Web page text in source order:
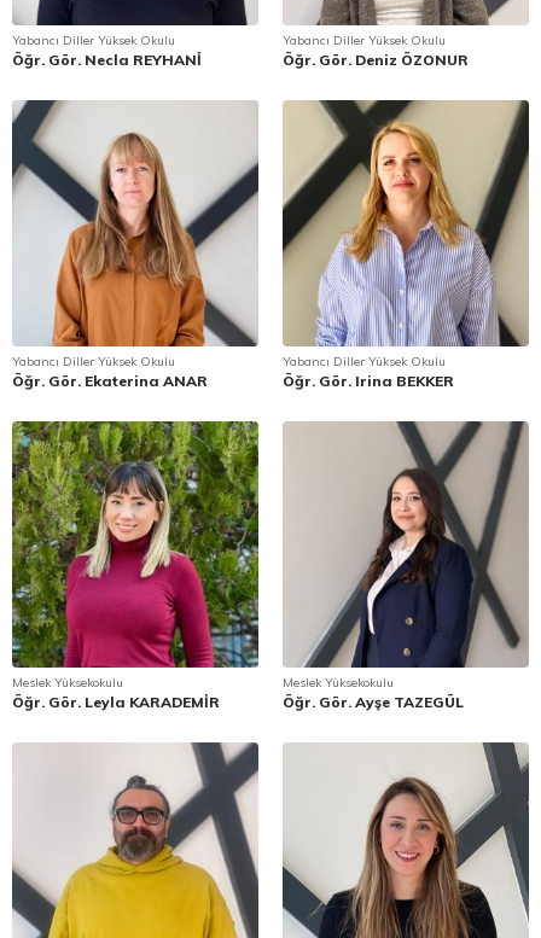
Yabancı Diller Yüksek Okulu
Öğr. Gör. Necla REYHANİ
Yabancı Diller Yüksek Okulu
Öğr. Gör. Deniz ÖZONUR
Yabancı Diller Yüksek Okulu
Öğr. Gör. Ekaterina ANAR
Yabancı Diller Yüksek Okulu
Öğr. Gör. Irina BEKKER
Meslek Yüksekokulu
Öğr. Gör. Leyla KARADEMİR
Meslek Yüksekokulu
Öğr. Gör. Ayşe TAZEGÜL